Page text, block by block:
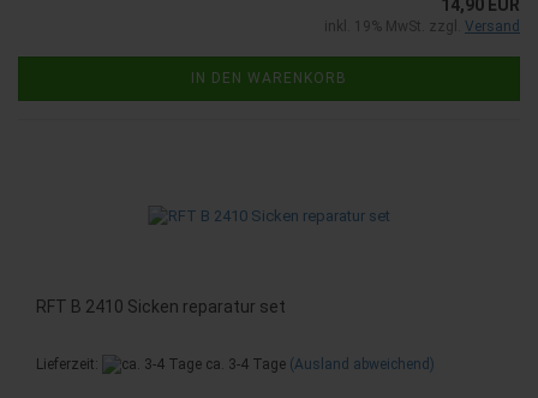
14,90 EUR
inkl. 19% MwSt. zzgl. Versand
IN DEN WARENKORB
RFT B 2410 Sicken reparatur set
Lieferzeit: ca. 3-4 Tage (Ausland abweichend)